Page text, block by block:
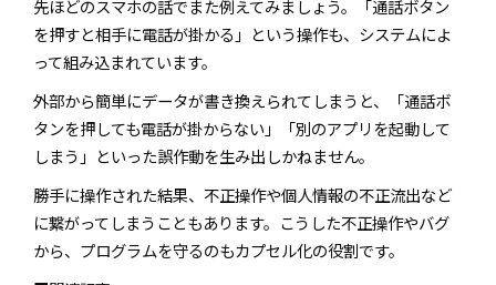
先ほどのスマホの話でまた例えてみましょう。「通話ボタン
を押すと相手に電話が掛かる」という操作も、システムによ
って組み込まれています。
外部から簡単にデータが書き換えられてしまうと、「通話ボ
タンを押しても電話が掛からない」「別のアプリを起動して
しまう」といった誤作動を生み出しかねません。
勝手に操作された結果、不正操作や個人情報の不正流出など
に繋がってしまうこともあります。こうした不正操作やバグ
から、プログラムを守るのもカプセル化の役割です。